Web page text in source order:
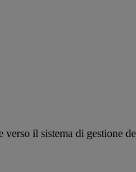
il sistema di gestione